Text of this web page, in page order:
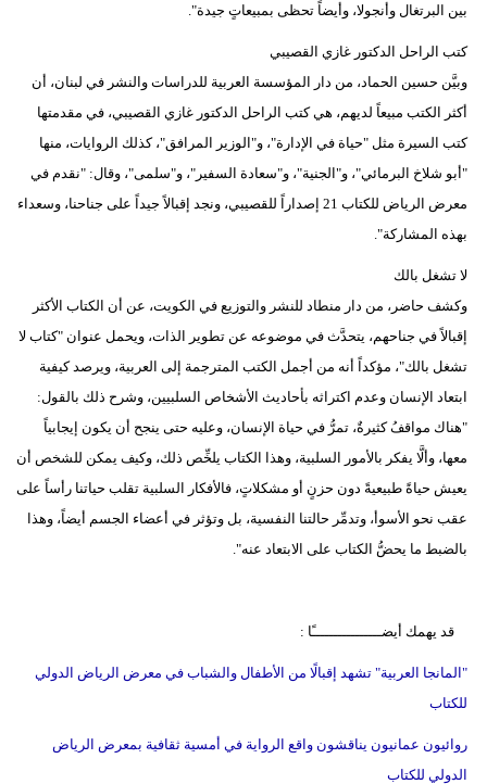
بين البرتغال وأنجولا، وأيضاً تحظى بمبيعاتٍ جيدة".
كتب الراحل الدكتور غازي القصيبي
وبيَّن حسين الحماد، من دار المؤسسة العربية للدراسات والنشر في لبنان، أن
أكثر الكتب مبيعاً لديهم، هي كتب الراحل الدكتور غازي القصيبي، في مقدمتها
كتب السيرة مثل "حياة في الإدارة"، و"الوزير المرافق"، كذلك الروايات، منها
"أبو شلاخ البرمائي"، و"الجنية"، و"سعادة السفير"، و"سلمى"، وقال: "نقدم في
معرض الرياض للكتاب 21 إصداراً للقصيبي، ونجد إقبالاً جيداً على جناحنا، وسعداء
بهذه المشاركة".
لا تشغل بالك
وكشف حاضر، من دار منطاد للنشر والتوزيع في الكويت، عن أن الكتاب الأكثر
إقبالاً في جناحهم، يتحدَّث في موضوعه عن تطوير الذات، ويحمل عنوان "كتاب لا
تشغل بالك"، مؤكداً أنه من أجمل الكتب المترجمة إلى العربية، ويرصد كيفية
ابتعاد الإنسان وعدم اكتراثه بأحاديث الأشخاص السلبيين، وشرح ذلك بالقول:
"هناك مواقفُ كثيرةٌ، تمرُّ في حياة الإنسان، وعليه حتى ينجح أن يكون إيجابياً
معها، وألَّا يفكر بالأمور السلبية، وهذا الكتاب يلخِّص ذلك، وكيف يمكن للشخص أن
يعيش حياةً طبيعيةً دون حزنٍ أو مشكلاتٍ، فالأفكار السلبية تقلب حياتنا رأساً على
عقب نحو الأسوأ، وتدمِّر حالتنا النفسية، بل وتؤثر في أعضاء الجسم أيضاً، وهذا
بالضبط ما يحضُّ الكتاب على الابتعاد عنه".
قد يهمك أيضــــــــــــــــًا :
"المانجا العربية" تشهد إقبالًا من الأطفال والشباب في معرض الرياض الدولي
للكتاب
روائيون عمانيون يناقشون واقع الرواية في أمسية ثقافية بمعرض الرياض
الدولي للكتاب